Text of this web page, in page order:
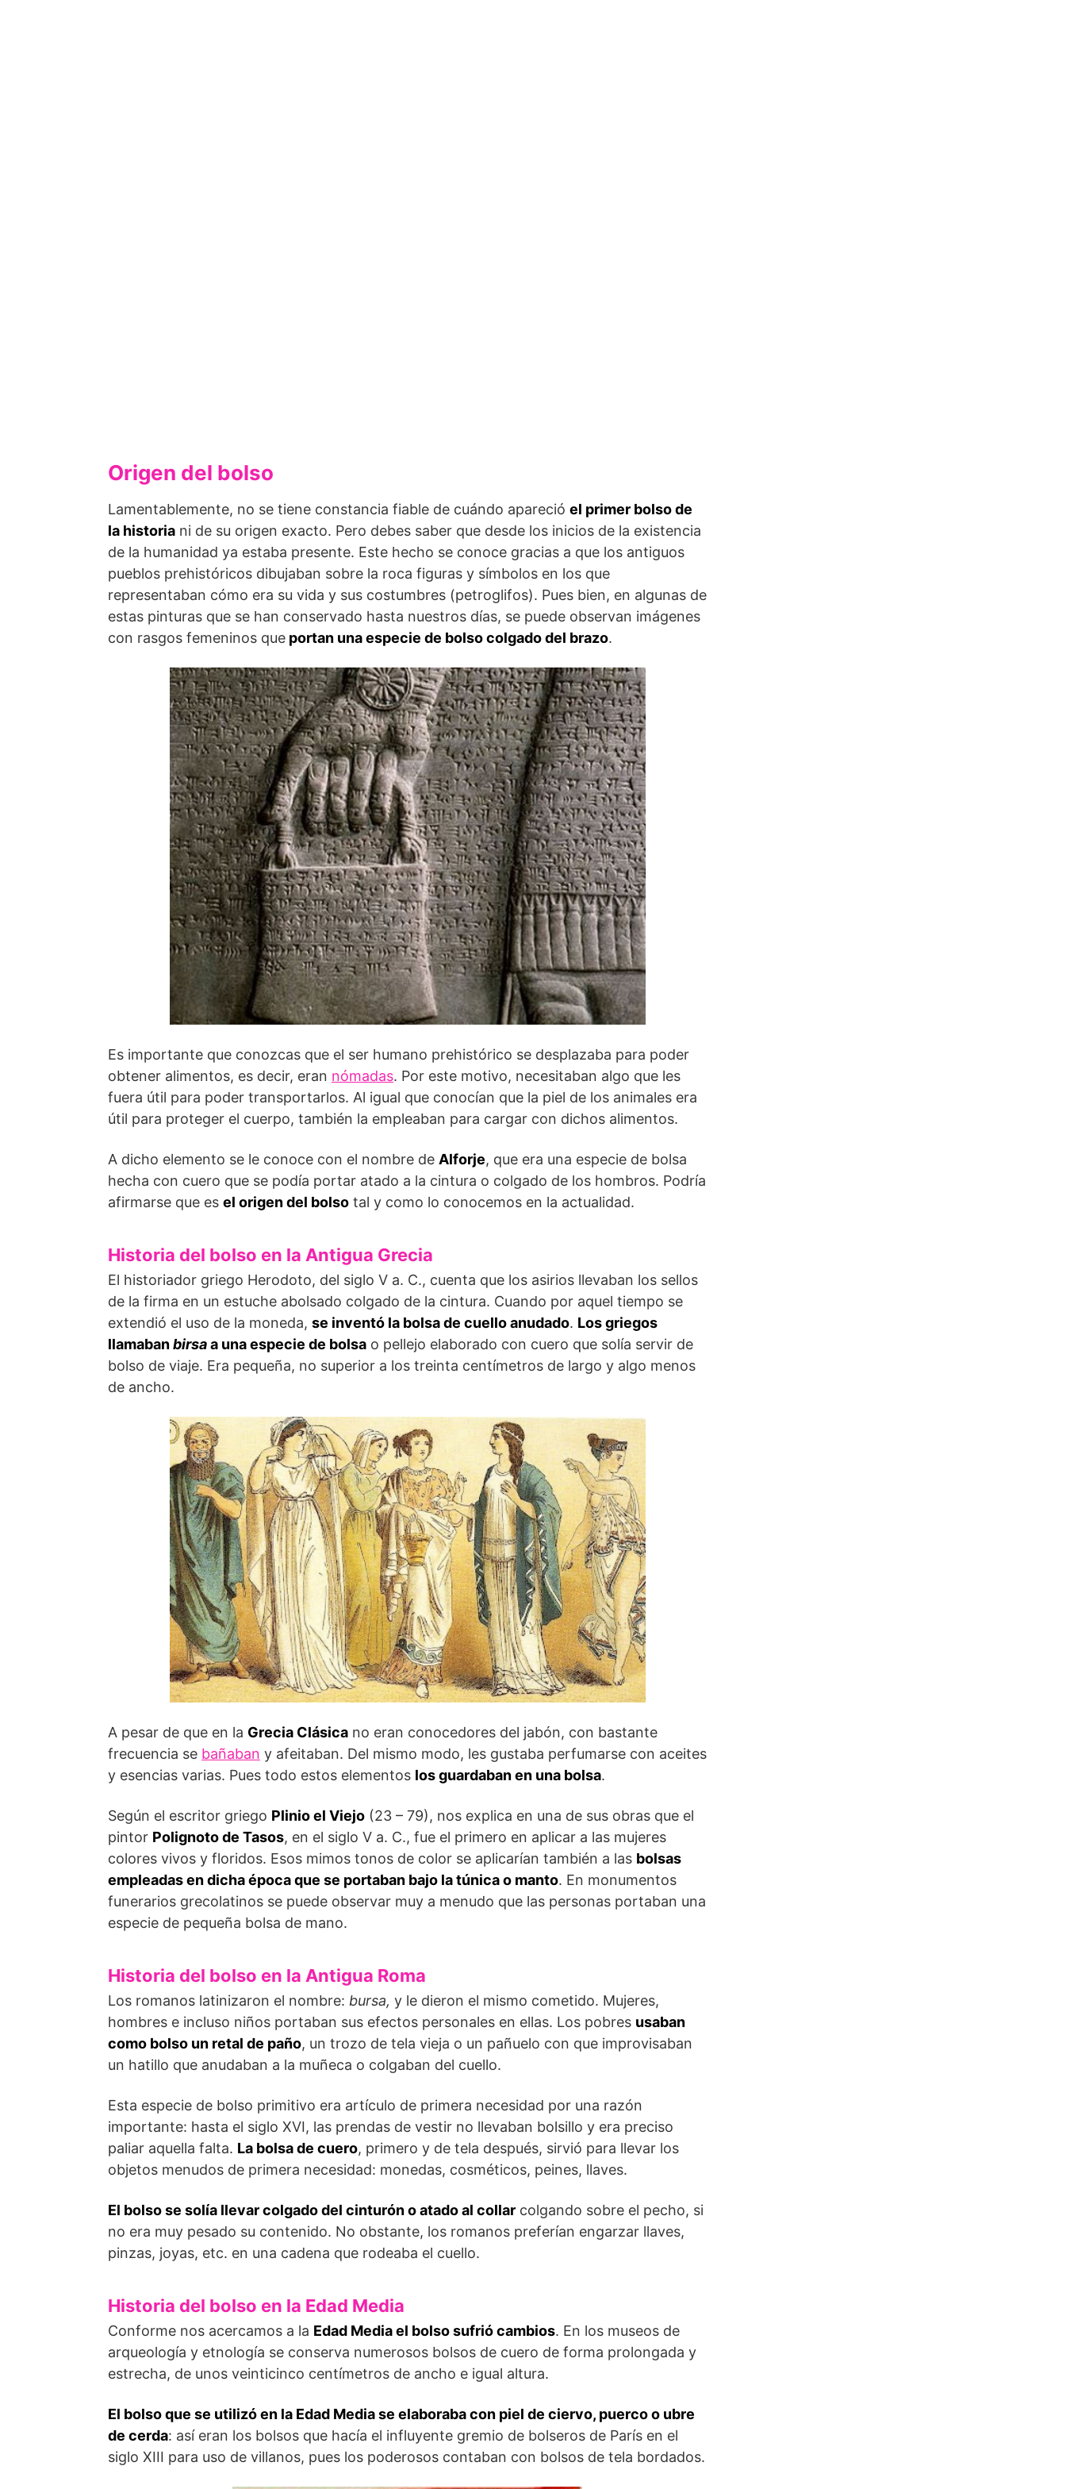
Origen del bolso
Lamentablemente, no se tiene constancia fiable de cuándo apareció el primer bolso de
la historia ni de su origen exacto. Pero debes saber que desde los inicios de la existencia
de la humanidad ya estaba presente. Este hecho se conoce gracias a que los antiguos
pueblos prehistóricos dibujaban sobre la roca figuras y símbolos en los que
representaban cómo era su vida y sus costumbres (petroglifos). Pues bien, en algunas de
estas pinturas que se han conservado hasta nuestros días, se puede observan imágenes
con rasgos femeninos que portan una especie de bolso colgado del brazo.
Es importante que conozcas que el ser humano prehistórico se desplazaba para poder
obtener alimentos, es decir, eran nómadas. Por este motivo, necesitaban algo que les
fuera útil para poder transportarlos. Al igual que conocían que la piel de los animales era
útil para proteger el cuerpo, también la empleaban para cargar con dichos alimentos.
A dicho elemento se le conoce con el nombre de Alforje, que era una especie de bolsa
hecha con cuero que se podía portar atado a la cintura o colgado de los hombros. Podría
afirmarse que es el origen del bolso tal y como lo conocemos en la actualidad.
Historia del bolso en la Antigua Grecia
El historiador griego Herodoto, del siglo V a. C., cuenta que los asirios llevaban los sellos
de la firma en un estuche abolsado colgado de la cintura. Cuando por aquel tiempo se
extendió el uso de la moneda, se inventó la bolsa de cuello anudado. Los griegos
llamabanbirsaa una especie de bolsa o pellejo elaborado con cuero que solía servir de
bolso de viaje. Era pequeña, no superior a los treinta centímetros de largo y algo menos
de ancho.
A pesar de que en la Grecia Clásica no eran conocedores del jabón, con bastante
frecuencia se bañaban y afeitaban. Del mismo modo, les gustaba perfumarse con aceites
y esencias varias. Pues todo estos elementos los guardaban en una bolsa.
Según el escritor griego Plinio el Viejo (23 – 79), nos explica en una de sus obras que el
pintor Polignoto de Tasos, en el siglo V a. C., fue el primero en aplicar a las mujeres
colores vivos y floridos. Esos mimos tonos de color se aplicarían también a las bolsas
empleadas en dicha época que se portaban bajo la túnica o manto. En monumentos
funerarios grecolatinos se puede observar muy a menudo que las personas portaban una
especie de pequeña bolsa de mano.
Historia del bolso en la Antigua Roma
Los romanos latinizaron el nombre: bursa, y le dieron el mismo cometido. Mujeres,
hombres e incluso niños portaban sus efectos personales en ellas. Los pobres usaban
como bolso un retal de paño, un trozo de tela vieja o un pañuelo con que improvisaban
un hatillo que anudaban a la muñeca o colgaban del cuello.
Esta especie de bolso primitivo era artículo de primera necesidad por una razón
importante: hasta el siglo XVI, las prendas de vestir no llevaban bolsillo y era preciso
paliar aquella falta. La bolsa de cuero, primero y de tela después, sirvió para llevar los
objetos menudos de primera necesidad: monedas, cosméticos, peines, llaves.
El bolso se solía llevar colgado del cinturón o atado al collar colgando sobre el pecho, si
no era muy pesado su contenido. No obstante, los romanos preferían engarzar llaves,
pinzas, joyas, etc. en una cadena que rodeaba el cuello.
Historia del bolso en la Edad Media
Conforme nos acercamos a la Edad Media el bolso sufrió cambios. En los museos de
arqueología y etnología se conserva numerosos bolsos de cuero de forma prolongada y
estrecha, de unos veinticinco centímetros de ancho e igual altura.
El bolso que se utilizó en la Edad Media se elaboraba con piel de ciervo, puerco o ubre
de cerda: así eran los bolsos que hacía el influyente gremio de bolseros de París en el
siglo XIII para uso de villanos, pues los poderosos contaban con bolsos de tela bordados.